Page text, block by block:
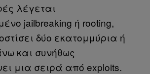
λέγεται
jailbreaking ή rooting,
δύο εκατομμύρια ή
και συνήθως
μια σειρά από exploits.